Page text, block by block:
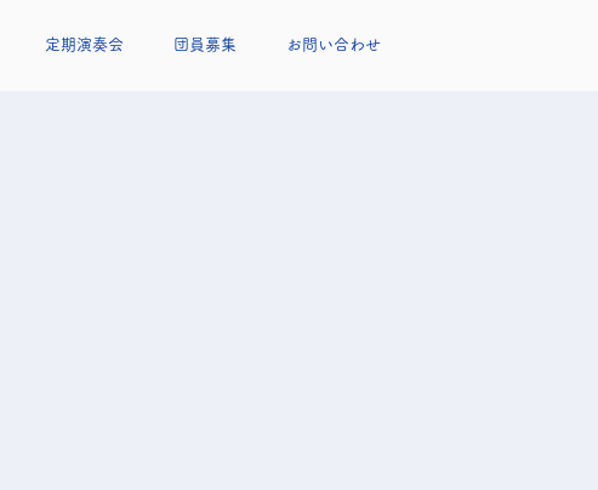
定期演奏会 団員募集 お問い合わせ